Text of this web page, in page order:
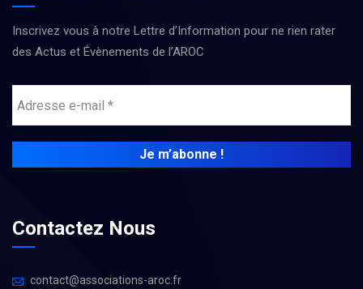
Inscrivez vous à notre Lettre d’Information pour ne rien rater
des Actus et Évènements de l’AROC
Contactez Nous
contact@associations-aroc.fr